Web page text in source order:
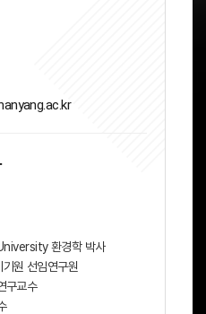
환경학 박사
기원 선임연구원
구교수